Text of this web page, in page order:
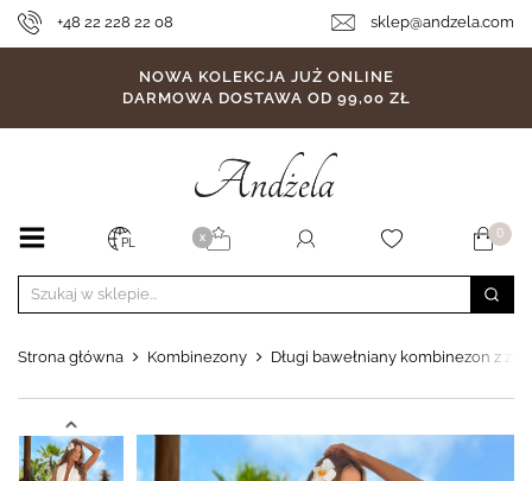
+48 22 228 22 08 sklep@andzela.com
NOWA KOLEKCJA JUŻ ONLINE
DARMOWA DOSTAWA OD 99,00 ZŁ
PL X 0
Strona główna Kombinezony Długi bawełniany kombinezon z